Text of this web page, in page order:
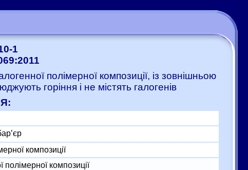
1
полімерної композиції, із зовнішньою
горіння і не містять галогенів
композиції
композиції